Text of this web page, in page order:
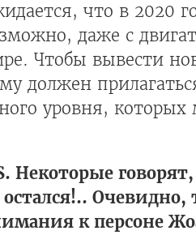
что в 2020
даже с
Чтобы вывести
должен
уровня,
Некоторые
остался!..
к персоне